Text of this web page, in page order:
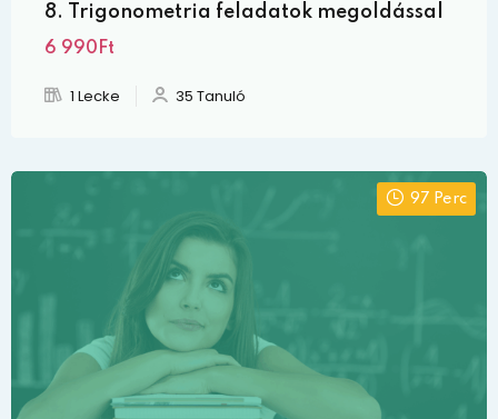
8. Trigonometria feladatok megoldással
6 990Ft
1 Lecke 35 Tanuló
97 Perc